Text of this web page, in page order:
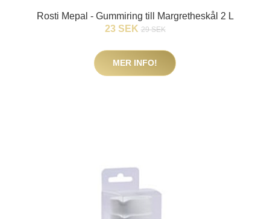
Rosti Mepal - Gummiring till Margretheskål 2 L
23 SEK 29 SEK
MER INFO!